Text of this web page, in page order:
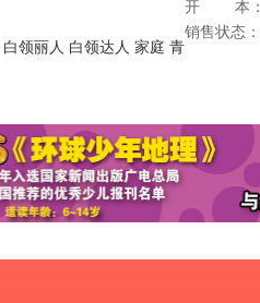
白领丽人 白领达人 家庭 青
开 本：
销售状态：